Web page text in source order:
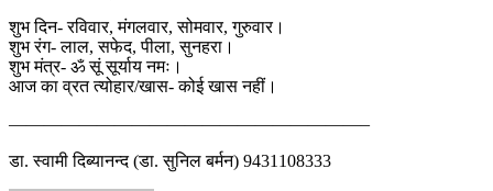
शुभ दिन- रविवार, मंगलवार, सोमवार, गुरुवार।
शुभ रंग- लाल, सफेद, पीला, सुनहरा।
शुभ मंत्र- ॐ सूं सूर्याय नमः।
आज का व्रत त्योहार/खास- कोई खास नहीं।
————————————————————–
डा. स्वामी दिब्यानन्द (डा. सुनिल बर्मन) 9431108333